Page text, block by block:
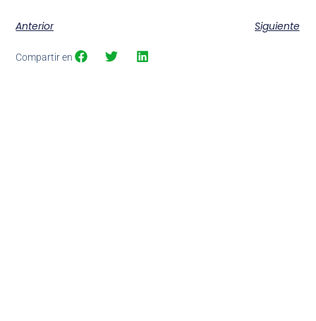
Anterior Siguiente
Compartir en